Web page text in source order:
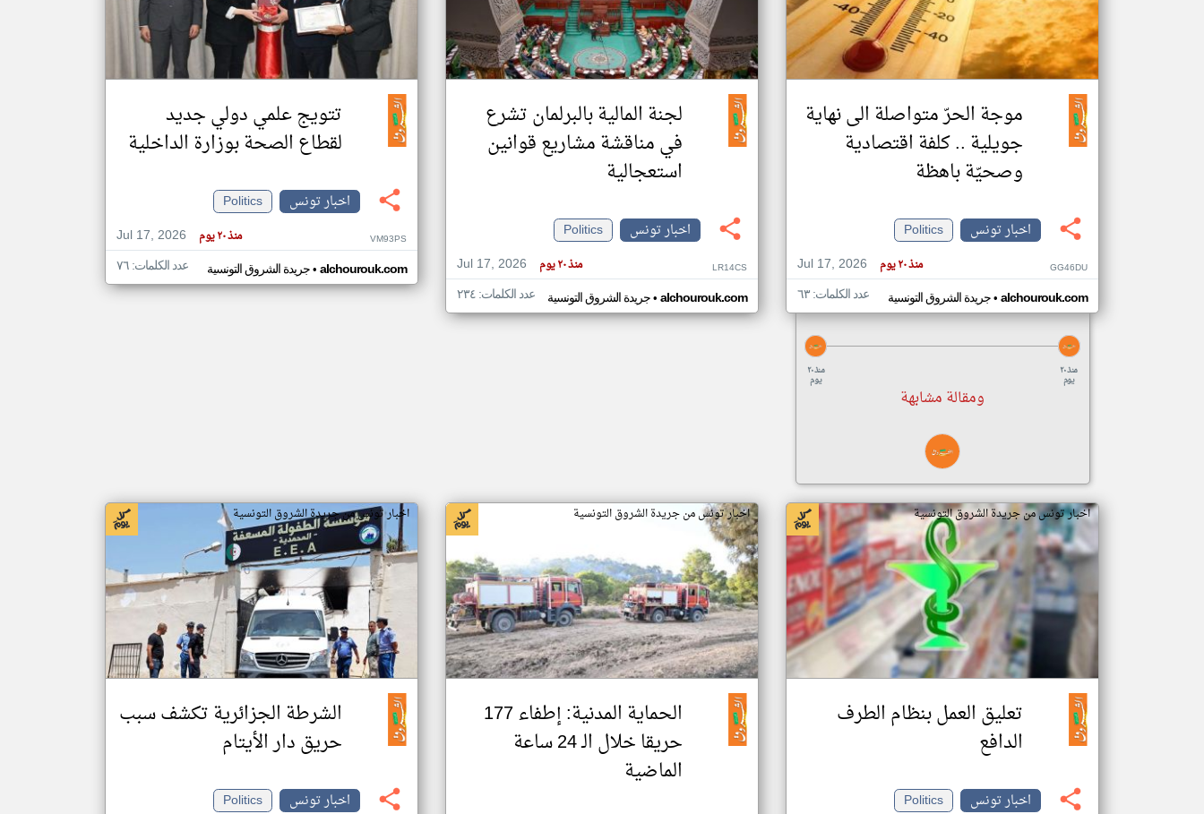
تغيير الدولة
اخبار تونس على مدار الساعة
أهم اخبار تونس العاجلة والمباشرة
موجة الحرّ متواصلة الى نهاية
جويلية .. كلفة اقتصادية
وصحيّة باهظة
اخبار تونس
Politics
Jul 17, 2026
منذ ٢٠ يوم GG46DU
جريدة الشروق التونسية• alchourouk.com عدد الكلمات: ٦٣
منذ ٢٠
يوم
منذ ٢٠
يوم
ومقالة مشابهة
لجنة المالية بالبرلمان تشرع
في مناقشة مشاريع قوانين
استعجالية
اخبار تونس
Politics
Jul 17, 2026
منذ ٢٠ يوم LR14CS
جريدة الشروق التونسية• alchourouk.com عدد الكلمات: ٢٣٤
تتويج علمي دولي جديد
لقطاع الصحة بوزارة الداخلية
اخبار تونس
Politics
Jul 17, 2026
منذ ٢٠ يوم VM93PS
جريدة الشروق التونسية• alchourouk.com عدد الكلمات: ٧٦
اخبار تونس من جريدة الشروق التونسية
تعليق العمل بنظام الطرف
الدافع
اخبار تونس
Politics
اخبار تونس من جريدة الشروق التونسية
الحماية المدنية: إطفاء 177
حريقا خلال الـ 24 ساعة
الماضية
اخبار تونس من جريدة الشروق التونسية
الشرطة الجزائرية تكشف سبب
حريق دار الأيتام
اخبار تونس
Politics
klyoum.com